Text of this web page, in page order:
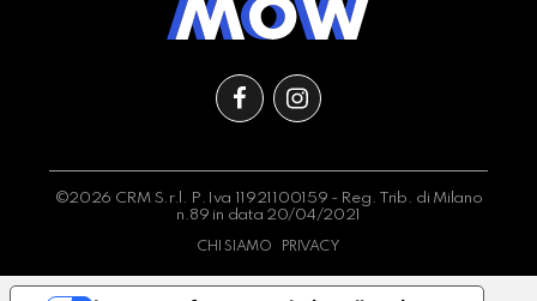
©2026 CRM S.r.l. P.Iva 11921100159 - Reg. Trib. di Milano
n.89 in data 20/04/2021
CHI SIAMO PRIVACY